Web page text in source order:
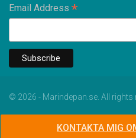
KONTAKTA MIG
Email Address *
© 2026 - Marindepan.se. All rights